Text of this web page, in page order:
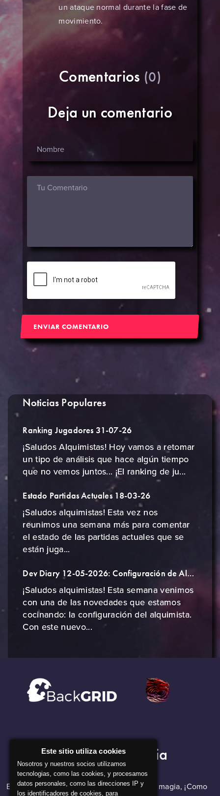
un ataque normal durante la fase de
movimiento.
Comentarios (0)
Deja un comentario
ENVIAR COMENTARIO
Noticias Populares
Ranking Jugadores 31-07-26
¡Saludos Alquimistas! Hoy vamos a retomar
un tipo de análisis que hace algún tiempo
que no vemos juntos... ¡El ranking de ju...
Estado Partidas Actuales 18-03-26
¡Saludos alquimistas! Esta vez nos
reunimos una semana más para comentar
el estado de las partidas actuales que se
están juga...
Dev Diary 12-05-2026: Configuración de Alquimista
¡Saludos alquimistas! Esta semana venimos
con una de las novedades que estamos
cocinando: la configuración del alquimista.
Con este nuevo...
Nuestra Compañia
El software de backGRID parece que hace magia, ¡Como
Este sitio utiliza cookies
Nosotros y nuestros socios utilizamos
tecnologias, como las cookies, y procesamos
datos personales, como las direcciones IP y
los identificadores de cookies, para